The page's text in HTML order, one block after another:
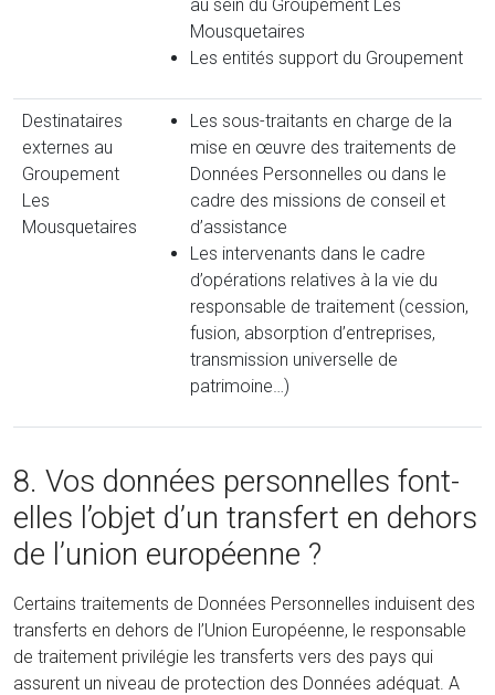
au sein du Groupement Les
Mousquetaires
Les entités support du Groupement
Destinataires
externes au
Groupement
Les
Mousquetaires
Les sous-traitants en charge de la
mise en œuvre des traitements de
Données Personnelles ou dans le
cadre des missions de conseil et
d’assistance
Les intervenants dans le cadre
d’opérations relatives à la vie du
responsable de traitement (cession,
fusion, absorption d’entreprises,
transmission universelle de
patrimoine…)
8. Vos données personnelles font-
elles l’objet d’un transfert en dehors
de l’union européenne ?
Certains traitements de Données Personnelles induisent des
transferts en dehors de l’Union Européenne, le responsable
de traitement privilégie les transferts vers des pays qui
assurent un niveau de protection des Données adéquat. A